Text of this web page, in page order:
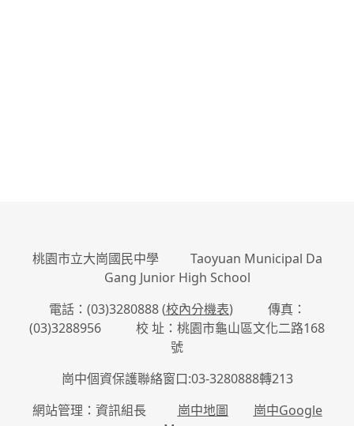
桃園市立大崗國民中學 Taoyuan Municipal Da
Gang Junior High School
電話：(03)3280888 (校內分機表) 傳真：
(03)3288956 校 址：桃園市龜山區文化二路168
號
崗中個資保護聯絡窗口:03-3280888轉213
網站管理：資訊組長 崗中地圖
崗中Google